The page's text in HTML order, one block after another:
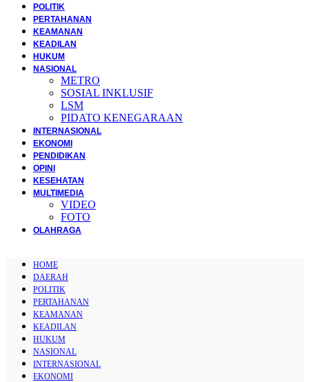
POLITIK
PERTAHANAN
KEAMANAN
KEADILAN
HUKUM
NASIONAL
METRO
SOSIAL INKLUSIF
LSM
PIDATO KENEGARAAN
INTERNASIONAL
EKONOMI
PENDIDIKAN
OPINI
KESEHATAN
MULTIMEDIA
VIDEO
FOTO
OLAHRAGA
HOME
DAERAH
POLITIK
PERTAHANAN
KEAMANAN
KEADILAN
HUKUM
NASIONAL
INTERNASIONAL
EKONOMI